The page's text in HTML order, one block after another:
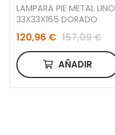
LAMPARA PIE METAL LINO
33X33X165 DORADO
120,96 € 157,09 €
AÑADIR